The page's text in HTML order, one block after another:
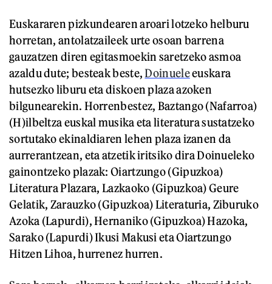
Euskararen pizkundearen aroari lotzeko helburu
horretan, antolatzaileek urte osoan barrena
gauzatzen diren egitasmoekin saretzeko asmoa
azaldu dute; besteak beste,Doinueleeuskara
hutsezko liburu eta diskoen plaza azoken
bilgunearekin. Horrenbestez, Baztango (Nafarroa)
(H)ilbeltza euskal musika eta literatura sustatzeko
sortutako ekinaldiaren lehen plaza izanen da
aurrerantzean, eta atzetik iritsiko dira Doinueleko
gainontzeko plazak: Oiartzungo (Gipuzkoa)
Literatura Plazara, Lazkaoko (Gipuzkoa) Geure
Gelatik, Zarauzko (Gipuzkoa) Literaturia, Ziburuko
Azoka (Lapurdi), Hernaniko (Gipuzkoa) Hazoka,
Sarako (Lapurdi) Ikusi Makusi eta Oiartzungo
Hitzen Lihoa, hurrenez hurren.